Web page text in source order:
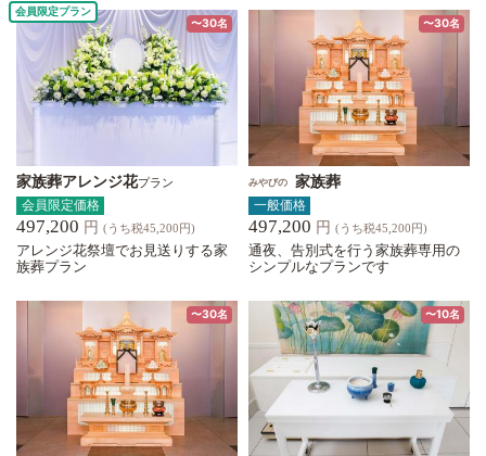
会員限定プラン
〜30名
家族葬アレンジ花プラン
会員限定価格
497,200 円 (うち税45,200円)
アレンジ花祭壇でお見送りする家
族葬プラン
〜30名
みやびの 家族葬
一般価格
497,200 円 (うち税45,200円)
通夜、告別式を行う家族葬専用の
シンプルなプランです
〜30名 〜10名